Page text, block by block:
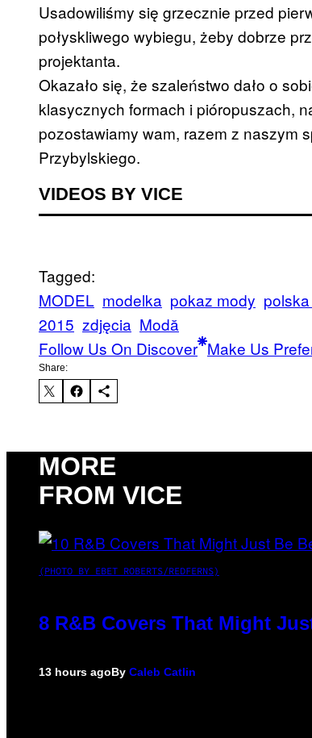
Usadowiliśmy się grzecznie przed
połyskliwego wybiegu, żeby dobrze
projektanta.
Okazało się, że szaleństwo dało o
klasycznych formach i pióropuszach,
pozostawiamy wam, razem z naszym
Przybylskiego.
VIDEOS BY VICE
Tagged:
MODEL modelka pokaz mody
2015 zdjęcia Μodă
Follow Us On Discover Make Us
Share:
MORE
FROM VICE
(PHOTO BY EBET ROBERTS/REDFERNS)
8 R&B Covers That Might
13 hours agoBy Caleb Catlin